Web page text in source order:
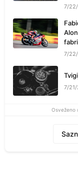
7/
7/
7/
Osveženo